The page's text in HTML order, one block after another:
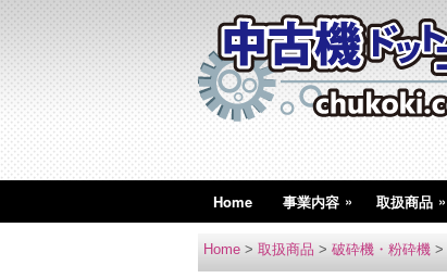
Home 事業内容 » 取扱商品 »
Home > 取扱商品 > 破砕機・粉砕機 >